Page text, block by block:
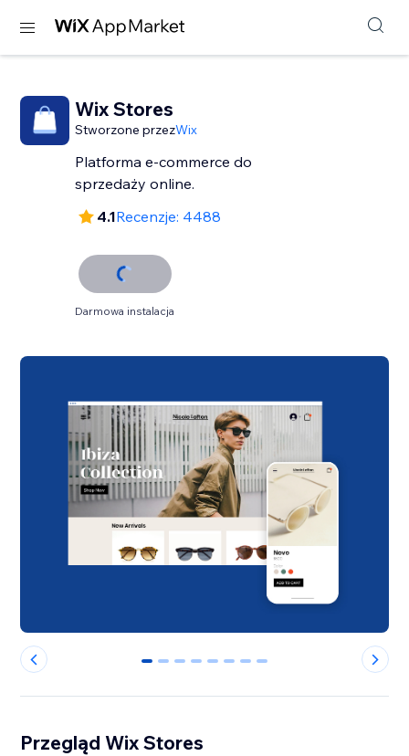
Wix Stores
Stworzone przezWix
Platforma e-commerce do
sprzedaży online.
4.1Recenzje: 4488
Darmowa instalacja
0 1 2 3 4 5 6 7
Przegląd Wix Stores